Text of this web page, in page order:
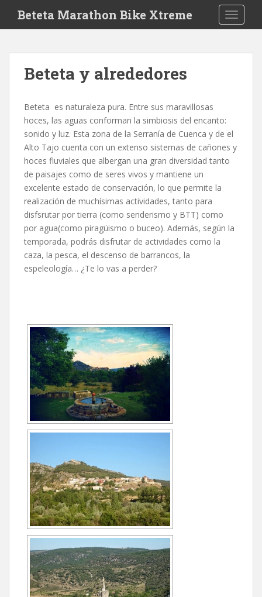
i
Beteta Marathon Bike Xtreme
Beteta y alrededores
Beteta es naturaleza pura. Entre sus maravillosas
hoces, las aguas conforman la simbiosis del encanto:
sonido y luz. Esta zona de la Serranía de Cuenca y de el
Alto Tajo cuenta con un extenso sistemas de cañones y
hoces fluviales que albergan una gran diversidad tanto
de paisajes como de seres vivos y mantiene un
excelente estado de conservación, lo que permite la
realización de muchísimas actividades, tanto para
disfsrutar por tierra (como senderismo y BTT) como
por agua(como piragüismo o buceo). Además, según la
temporada, podrás disfrutar de actividades como la
caza, la pesca, el descenso de barrancos, la
espeleología… ¿Te lo vas a perder?